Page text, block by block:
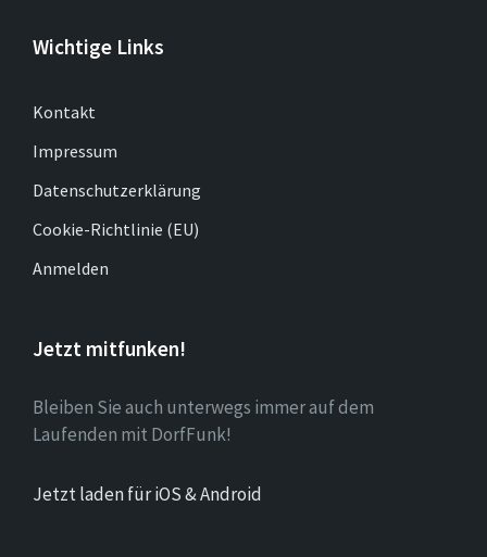
Wichtige Links
Kontakt
Impressum
Datenschutzerklärung
Cookie-Richtlinie (EU)
Anmelden
Jetzt mitfunken!
Bleiben Sie auch unterwegs immer auf dem
Laufenden mit DorfFunk!
Jetzt laden für iOS & Android